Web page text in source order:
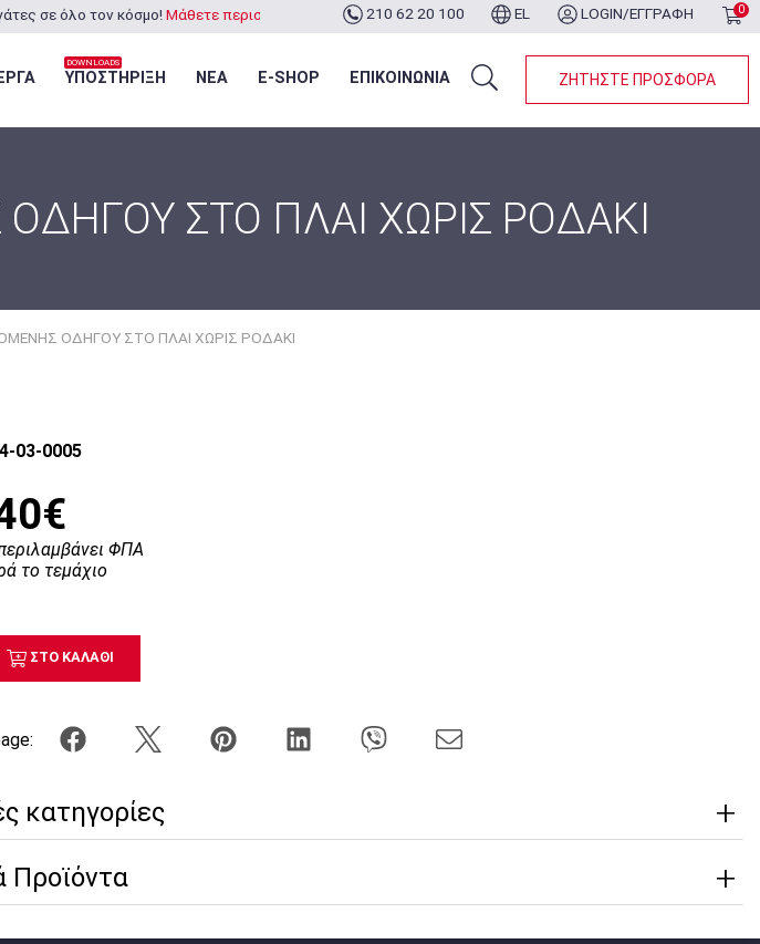
σε όλο τον κόσμο! Μάθετε περισσότερα... 210 62 20 100 EL LOGIN/ΕΓΓΡΑΦΗ 0
ΕΡΓΑ ΥΠΟΣΤΗΡΙΞΗ
DOWNLOADS
ΝΕΑ E-SHOP ΕΠΙΚΟΙΝΩΝΙΑ ΖΗΤΗΣΤΕ ΠΡΟΣΦΟΡΑ
ΣΤΟ ΠΛΑΙ ΧΩΡΙΣ ΡΟΔΑΚΙ
ΟΔΗΓΟΥ ΣΤΟ ΠΛΑΙ ΧΩΡΙΣ ΡΟΔΑΚΙ
03-0005
ΦΠΑ
το τεμάχιο
ΣΤΟ ΚΑΛΑΘΙ
κατηγορίες
Προϊόντα